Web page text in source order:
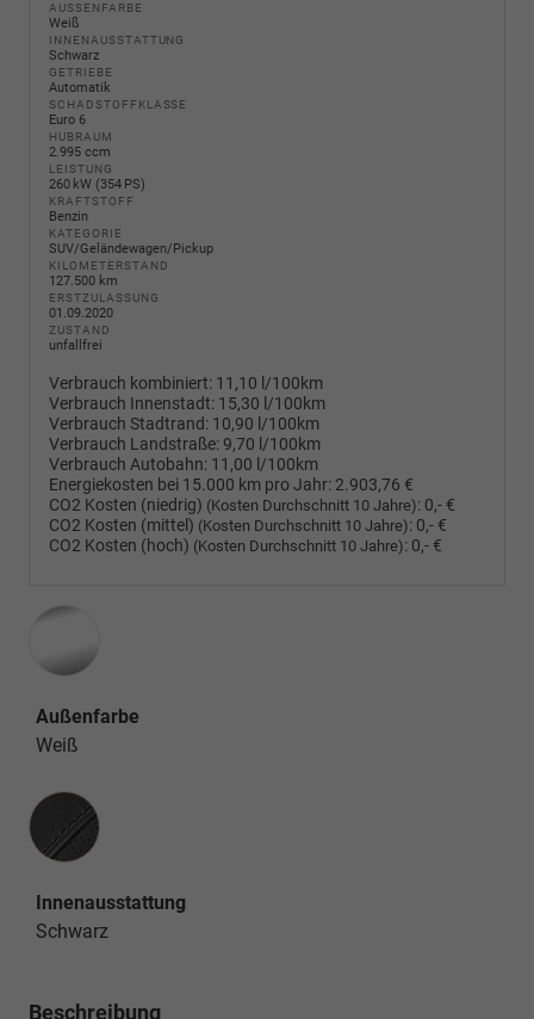
AUSSENFARBE
Weiß
INNENAUSSTATTUNG
Schwarz
GETRIEBE
Automatik
SCHADSTOFFKLASSE
Euro 6
HUBRAUM
2.995 ccm
LEISTUNG
260 kW (354 PS)
KRAFTSTOFF
Benzin
KATEGORIE
SUV/Geländewagen/Pickup
KILOMETERSTAND
127.500 km
ERSTZULASSUNG
01.09.2020
ZUSTAND
unfallfrei
Verbrauch kombiniert: 11,10 l/100km
Verbrauch Innenstadt: 15,30 l/100km
Verbrauch Stadtrand: 10,90 l/100km
Verbrauch Landstraße: 9,70 l/100km
Verbrauch Autobahn: 11,00 l/100km
Energiekosten bei 15.000 km pro Jahr: 2.903,76 €
CO2 Kosten (niedrig) (Kosten Durchschnitt 10 Jahre): 0,- €
CO2 Kosten (mittel) (Kosten Durchschnitt 10 Jahre): 0,- €
CO2 Kosten (hoch) (Kosten Durchschnitt 10 Jahre): 0,- €
Außenfarbe
Weiß
Innenausstattung
Innenausstattung
Schwarz
Beschreibung